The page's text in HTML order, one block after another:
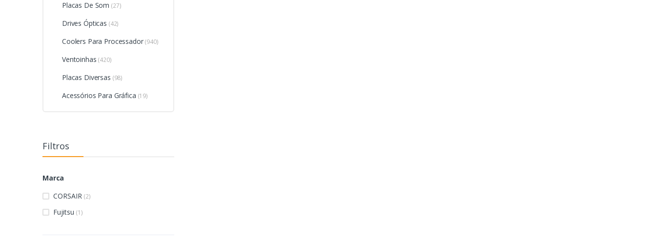
Placas De Som (27)
Drives Ópticas (42)
Coolers Para Processador(940)
Ventoinhas (420)
Placas Diversas (98)
Acessórios Para Gráfica (19)
Filtros
Marca
CORSAIR (2)
Fujitsu (1)